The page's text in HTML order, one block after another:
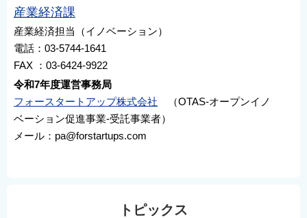
産業経済課
産業経済担当（イノベーション）
電話：03-5744-1641
FAX ：03-6424-9922
令和7年度運営事務局
フォースタートアップ株式会社 （OTAS‐オープンイノ
ベーション促進事業‐受託事業者）
メール：pa@forstartups.com
トピックス